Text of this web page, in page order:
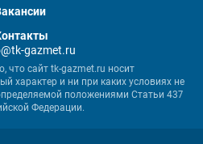
gazmet.ru
сайт tk-gazmet.ru носит
характер и ни при каких условиях не
положениями Статьи 437
Федерации.